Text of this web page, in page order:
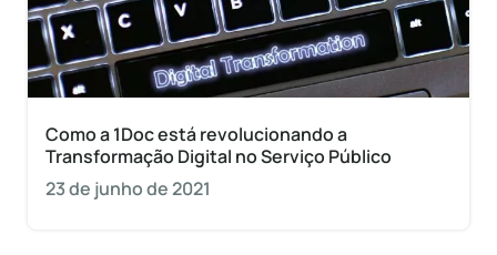
Como a 1Doc está revolucionando a
Transformação Digital no Serviço Público
23 de junho de 2021